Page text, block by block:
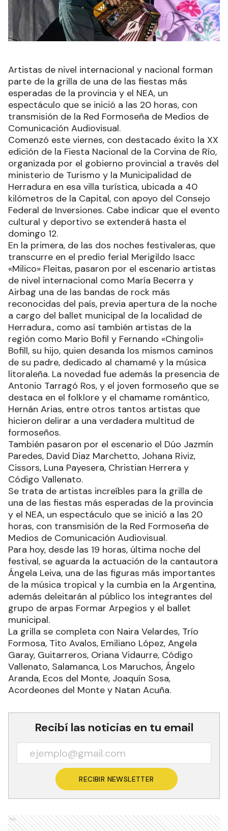
Artistas de nivel internacional y nacional forman
parte de la grilla de una de las fiestas más
esperadas de la provincia y el NEA, un
espectáculo que se inició a las 20 horas, con
transmisión de la Red Formoseña de Medios de
Comunicación Audiovisual.
Comenzó este viernes, con destacado éxito la XX
edición de la Fiesta Nacional de la Corvina de Río,
organizada por el gobierno provincial a través del
ministerio de Turismo y la Municipalidad de
Herradura en esa villa turística, ubicada a 40
kilómetros de la Capital, con apoyo del Consejo
Federal de Inversiones. Cabe indicar que el evento
cultural y deportivo se extenderá hasta el
domingo 12.
En la primera, de las dos noches festivaleras, que
transcurre en el predio ferial Merigildo Isacc
«Milico» Fleitas, pasaron por el escenario artistas
de nivel internacional como María Becerra y
Airbag una de las bandas de rock más
reconocidas del país, previa apertura de la noche
a cargo del ballet municipal de la localidad de
Herradura., como así también artistas de la
región como Mario Bofil y Fernando «Chingoli»
Bofill, su hijo, quien desanda los mismos caminos
de su padre, dedicado al chamamé y la música
litoraleña. La novedad fue además la presencia de
Antonio Tarragó Ros, y el joven formoseño que se
destaca en el folklore y el chamame romántico,
Hernán Arias, entre otros tantos artistas que
hicieron delirar a una verdadera multitud de
formoseños.
También pasaron por el escenario el Dúo Jazmín
Paredes, David Diaz Marchetto, Johana Riviz,
Cissors, Luna Payesera, Christian Herrera y
Código Vallenato.
Se trata de artistas increíbles para la grilla de
una de las fiestas más esperadas de la provincia
y el NEA, un espectáculo que se inició a las 20
horas, con transmisión de la Red Formoseña de
Medios de Comunicación Audiovisual.
Para hoy, desde las 19 horas, última noche del
festival, se aguarda la actuación de la cantautora
Ángela Leiva, una de las figuras más importantes
de la música tropical y la cumbia en la Argentina,
además deleitarán al público los integrantes del
grupo de arpas Formar Arpegios y el ballet
municipal.
La grilla se completa con Naira Velardes, Trío
Formosa, Tito Avalos, Emiliano López, Angela
Garay, Guitarreros, Oriana Vidaurre, Código
Vallenato, Salamanca, Los Maruchos, Ángelo
Aranda, Ecos del Monte, Joaquín Sosa,
Acordeones del Monte y Natan Acuña.
Recibí las noticias en tu email
RECIBIR NEWSLETTER
Ads